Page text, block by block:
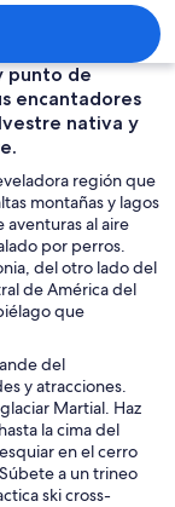
con un valle y
punto de
encantadores
nativa y
región que
montañas y lagos
aventuras al aire
por perros.
del otro lado del
de América del
que
del
y atracciones.
Martial. Haz
la cima del
en el cerro
a un trineo
ski cross-